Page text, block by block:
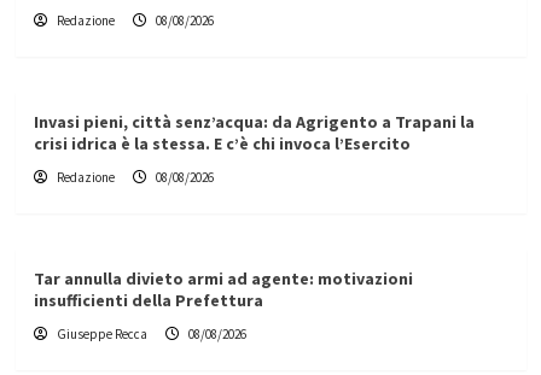
Redazione 08/08/2026
Invasi pieni, città senz’acqua: da Agrigento a Trapani la
crisi idrica è la stessa. E c’è chi invoca l’Esercito
Redazione 08/08/2026
Tar annulla divieto armi ad agente: motivazioni
insufficienti della Prefettura
Giuseppe Recca 08/08/2026